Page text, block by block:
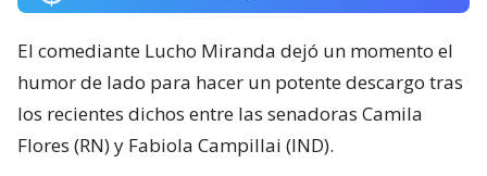
El comediante Lucho Miranda dejó un momento el
humor de lado para hacer un potente descargo tras
los recientes dichos entre las senadoras Camila
Flores (RN) y Fabiola Campillai (IND).